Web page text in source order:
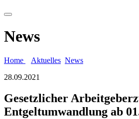
News
Home Aktuelles News
28.09.2021
Gesetzlicher
Entgeltumwandlung ab